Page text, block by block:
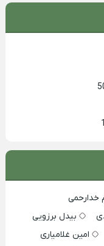
خدارحمی
بیدل برزویی
امین غلامیاری